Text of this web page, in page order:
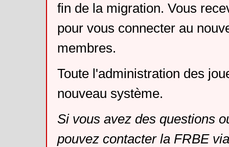
fin de la migration. Vous
pour vous connecter au
membres.
Toute l'administration des
nouveau système.
Si vous avez des questions
pouvez contacter la FRBE